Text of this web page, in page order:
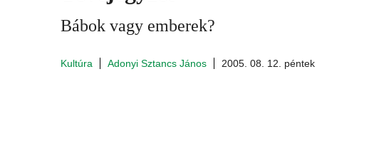
Bábok vagy emberek?
Kultúra Adonyi Sztancs János 2005. 08. 12. péntek